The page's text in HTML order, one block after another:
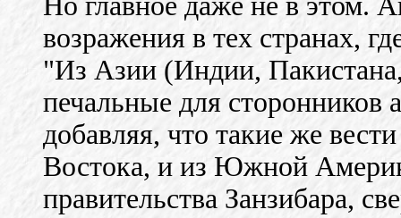
возражения в тех странах,
"Из Азии (Индии,
печальные для
добавляя, что такие же
Востока, и из Южной
правительства Занзибара,